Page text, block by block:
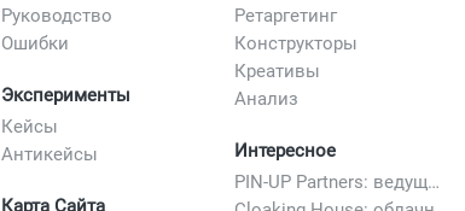
Руководство
Ошибки
Эксперименты
Кейсы
Антикейсы
Карта Сайта
Ретаргетинг
Конструкторы
Креативы
Анализ
Интересное
PIN-UP Partners: ведущая партнерская программа в iGaming